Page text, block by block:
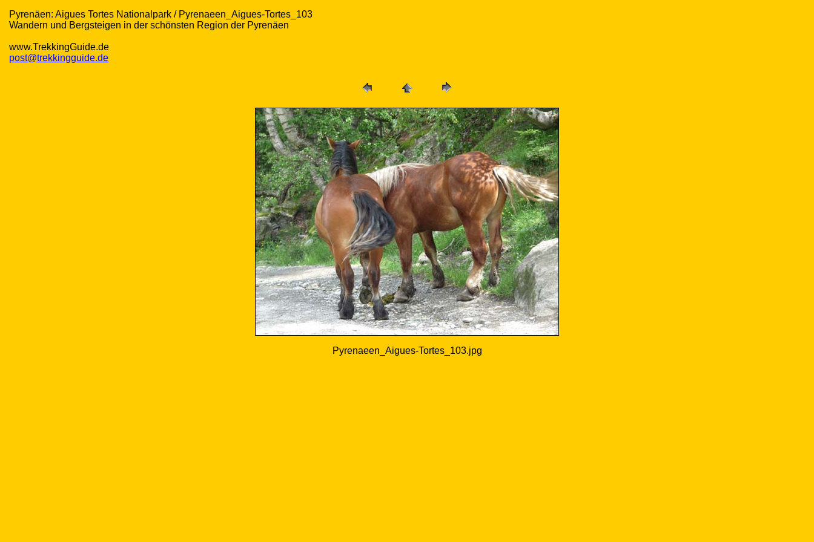
Pyrenäen: Aigues Tortes Nationalpark / Pyrenaeen_Aigues-Tortes_103
Wandern und Bergsteigen in der schönsten Region der Pyrenäen
www.TrekkingGuide.de
post@trekkingguide.de
Pyrenaeen_Aigues-Tortes_103.jpg